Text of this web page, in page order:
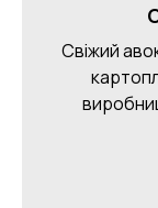
Свіжий
+380
м. Полтава,
Пн-Нд
м. Полтава,